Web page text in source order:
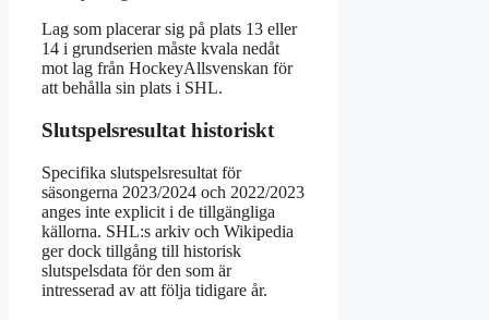
Lag som placerar sig på plats 13 eller
14 i grundserien måste kvala nedåt
mot lag från HockeyAllsvenskan för
att behålla sin plats i SHL.
Slutspelsresultat historiskt
Specifika slutspelsresultat för
säsongerna 2023/2024 och 2022/2023
anges inte explicit i de tillgängliga
källorna. SHL:s arkiv och Wikipedia
ger dock tillgång till historisk
slutspelsdata för den som är
intresserad av att följa tidigare år.